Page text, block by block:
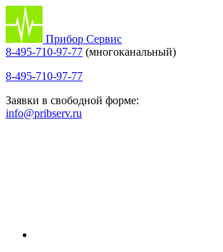
Прибор Сервис
8-495-710-97-77 (многоканальный)
8-495-710-97-77
Заявки в свободной форме:
info@pribserv.ru